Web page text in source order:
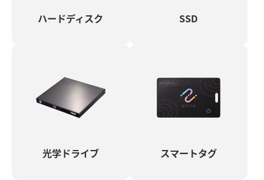
ハードディスク SSD
光学ドライブ スマートタグ